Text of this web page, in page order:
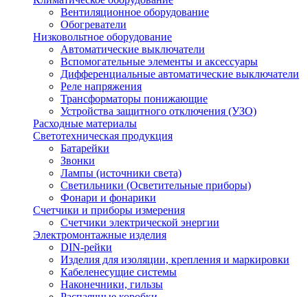
Вентиляционное оборудование
Обогреватели
Низковольтное оборудование
Автоматические выключатели
Вспомогательные элементы и аксессуары
Дифференциальные автоматические выключатели
Реле напряжения
Трансформаторы понижающие
Устройства защитного отключения (УЗО)
Расходные материалы
Светотехническая продукция
Батарейки
Звонки
Лампы (источники света)
Светильники (Осветительные приборы)
Фонари и фонарики
Счетчики и приборы измерения
Счетчики электрической энергии
Электромонтажные изделия
DIN-рейки
Изделия для изоляции, крепления и маркировки
Кабеленесущие системы
Наконечники, гильзы